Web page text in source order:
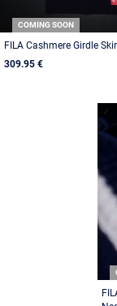
COMING SOON
FILA Cashmere Girdle
309.95 €